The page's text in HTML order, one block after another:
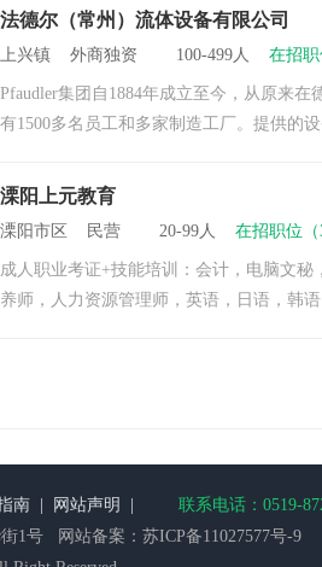
法德尔（常州）流体设备有限公司
上兴镇 外商独资 100-499人 在招
Pfaudler集团自1884年成立至今，从原来
有1500多名员工和多家制造工厂。提供的
溧阳上元教育
溧阳市区 民营 20-99人 在招职位（
成人职业考证+技能培训：会计，电脑文
养师，人力资源管理师，英语，日语，韩
南 网站声明
联系电话：0519-
1号 网站备案： 苏ICP备11027577号-9